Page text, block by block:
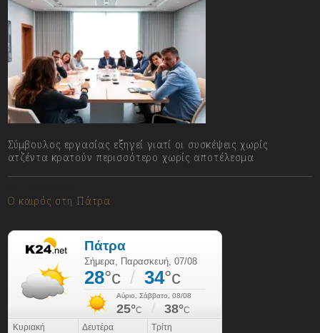
Σύμβουλος εργασίας εξηγεί γιατί οι συσκέψεις χωρίς
ατζέντα κρατούν περισσότερο χωρίς αποτέλεσμα
Ο καιρός στη Πάτρα